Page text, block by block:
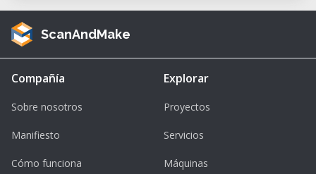
ScanAndMake
Compañía
Sobre nosotros
Manifiesto
Cómo funciona
Explorar
Proyectos
Servicios
Máquinas